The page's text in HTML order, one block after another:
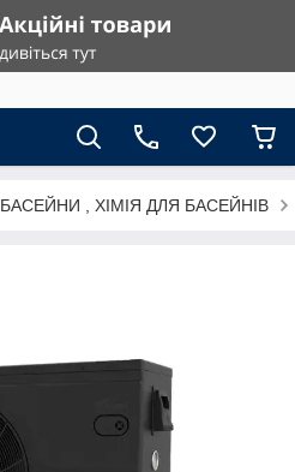
БАСЕЙНИ , ХІМІЯ ДЛЯ БАСЕЙНІВ